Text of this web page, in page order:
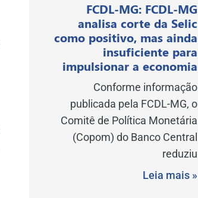
FCDL-MG: FCDL-MG
analisa corte da Selic
como positivo, mas ainda
insuficiente para
impulsionar a economia
Conforme informação
publicada pela FCDL-MG, o
Comitê de Política Monetária
(Copom) do Banco Central
reduziu
Leia mais »